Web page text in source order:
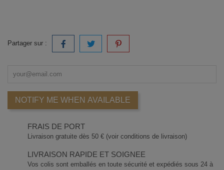
Partager sur :
NOTIFY ME WHEN AVAILABLE
FRAIS DE PORT
Livraison gratuite dès 50 € (voir conditions de livraison)
LIVRAISON RAPIDE ET SOIGNEE
Vos colis sont emballés en toute sécurité et expédiés sous 24 à